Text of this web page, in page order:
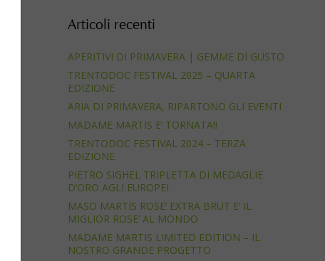
Articoli recenti
APERITIVI DI PRIMAVERA | GEMME DI GUSTO
TRENTODOC FESTIVAL 2025 – QUARTA
EDIZIONE
ARIA DI PRIMAVERA, RIPARTONO GLI EVENTI
MADAME MARTIS E’ TORNATA!!
TRENTODOC FESTIVAL 2024 – TERZA
EDIZIONE
PIETRO SIGHEL TRIPLETTA DI MEDAGLIE
D’ORO AGLI EUROPEI
MASO MARTIS ROSE’ EXTRA BRUT E’ IL
MIGLIOR ROSE’ AL MONDO
MADAME MARTIS LIMITED EDITION – IL
NOSTRO GRANDE PROGETTO